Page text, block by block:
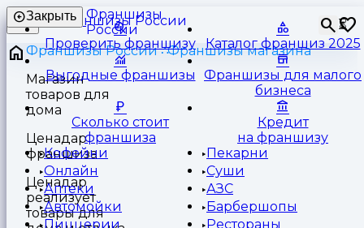
Франшизы
России
⏳
Закрыть
Проверить франшизу Каталог франшиз 2025
Выгодные франшизы
Франшизы для малого
бизнеса
Сколько стоит
франшиза
Кредит
на франшизу
Кофейни
Пекарни
Онлайн
Суши
Аптеки
АЗС
Автомойки
Барбершопы
Пиццерии
Рестораны
Франшизы России
Франшизы магазина
Магазин
товаров для
дома
Ценадар
франшиза
Ценадар
реализует
товары для